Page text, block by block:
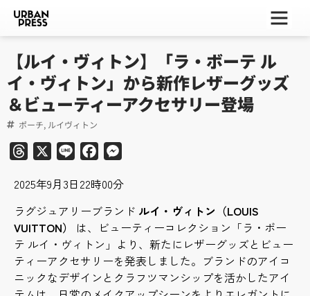
ー
ー
ー
【ルイ・ヴィトン】「ラ・ボーテ ル
イ・ヴィトン」から新作レザーグッズ
＆ビューティーアクセサリー登場
ポーチ, ルイヴィトン
Threads Line Facebook
2025年9月3日22時00分
ラグジュアリーブランド ルイ・ヴィトン（LOUIS
VUITTON）
は、ビューティーコレクション「ラ・ボー
テ ルイ・ヴィトン」より、新たにレザーグッズとビュー
ティーアクセサリーを発表しました。ブランドのアイコ
ニックなデザインとクラフツマンシップを活かしたアイ